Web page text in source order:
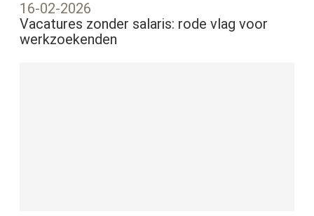
16-02-2026
Vacatures zonder salaris: rode vlag voor
werkzoekenden